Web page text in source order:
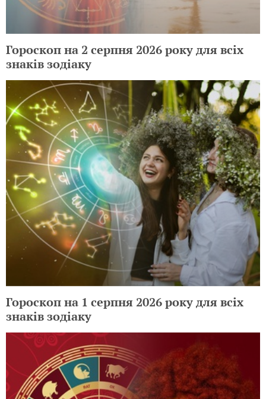
Гороскоп на 2 серпня 2026 року для всіх
знаків зодіаку
Гороскоп на 1 серпня 2026 року для всіх
знаків зодіаку